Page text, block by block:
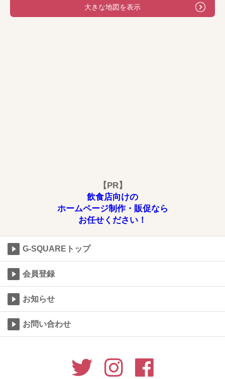
大きな地図を表示
【PR】
飲食店向けの
ホームページ制作・販促なら
お任せください！
G-SQUAREトップ
会員登録
お知らせ
お問い合わせ